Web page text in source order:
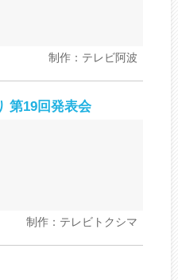
制作：テレビ阿波
第19回発表会
制作：テレビトクシマ